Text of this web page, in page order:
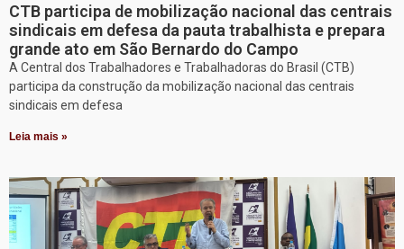
CTB participa de mobilização nacional das centrais
sindicais em defesa da pauta trabalhista e prepara
grande ato em São Bernardo do Campo
A Central dos Trabalhadores e Trabalhadoras do Brasil (CTB)
participa da construção da mobilização nacional das centrais
sindicais em defesa
Leia mais »